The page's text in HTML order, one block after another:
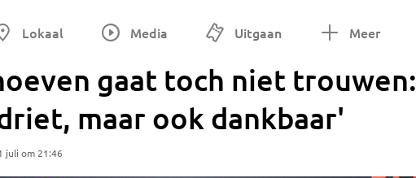
Lokaal Media Uitgaan Meer
gaat toch niet trouwen:
maar ook dankbaar'
juli om 21:46